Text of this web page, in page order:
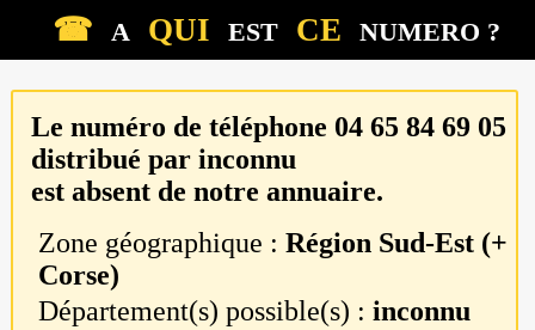
☎ A QUI EST CE NUMERO ?
Le numéro de téléphone 04 65 84 69 05
distribué par inconnu
est absent de notre annuaire.
Zone géographique :Région Sud-Est (+
Corse)
Département(s) possible(s) :inconnu